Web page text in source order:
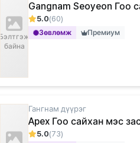
Бэлтгэж
байна
Gangnam Seoyeon Гоо
5.0(60)
Зөвлөмж Премиум
Гангнам дүүрэг
Apex Гоо сайхан мэс
5.0(73)